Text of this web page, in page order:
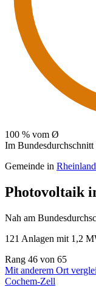
100 % vom Ø
Im Bundesdurchschnitt
Gemeinde in
Photovoltaik
Nah am
121 Anlagen mit 1,2
Rang 46 von 65
Mit anderem Ort
Cochem-Zell